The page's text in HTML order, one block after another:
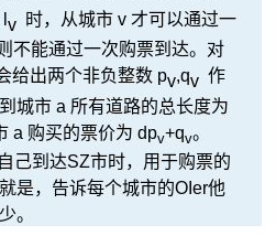
lv 时，从城市 v 才可以通过一
不能通过一次购票到达。对
给出两个非负整数 pv,qv 作
城市 a 所有道路的总长度为
a 购买的票价为 dpv+qv。
己到达SZ市时，用于购票的
是，告诉每个城市的OIer他
。